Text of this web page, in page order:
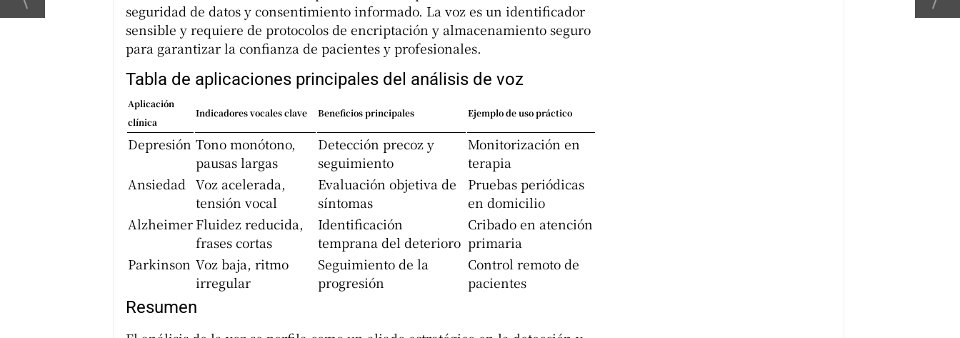
seguridad de datos y consentimiento informado. La voz es un identificador
sensible y requiere de protocolos de encriptación y almacenamiento seguro
para garantizar la confianza de pacientes y profesionales.
Tabla de aplicaciones principales del análisis de voz
Aplicación
clínica
Indicadores vocales clave Beneficios principales Ejemplo de uso práctico
Depresión Tono monótono,
pausas largas
Detección precoz y
seguimiento
Monitorización en
terapia
Ansiedad Voz acelerada,
tensión vocal
Evaluación objetiva de
síntomas
Pruebas periódicas
en domicilio
Alzheimer Fluidez reducida,
frases cortas
Identificación
temprana del deterioro
Cribado en atención
primaria
Parkinson Voz baja, ritmo
irregular
Seguimiento de la
progresión
Control remoto de
pacientes
Resumen